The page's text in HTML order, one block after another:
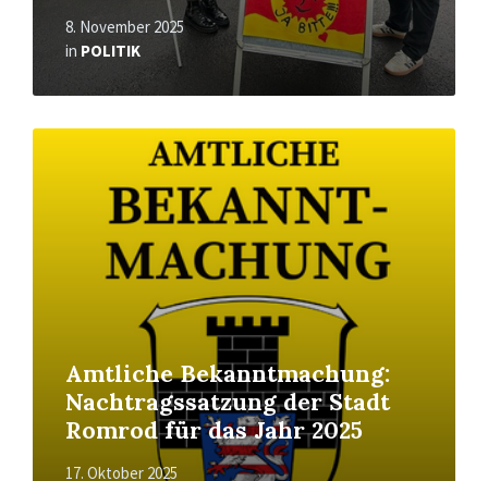
8. November 2025
in POLITIK
Amtliche Bekanntmachung:
Nachtragssatzung der Stadt
Romrod für das Jahr 2025
17. Oktober 2025
Read